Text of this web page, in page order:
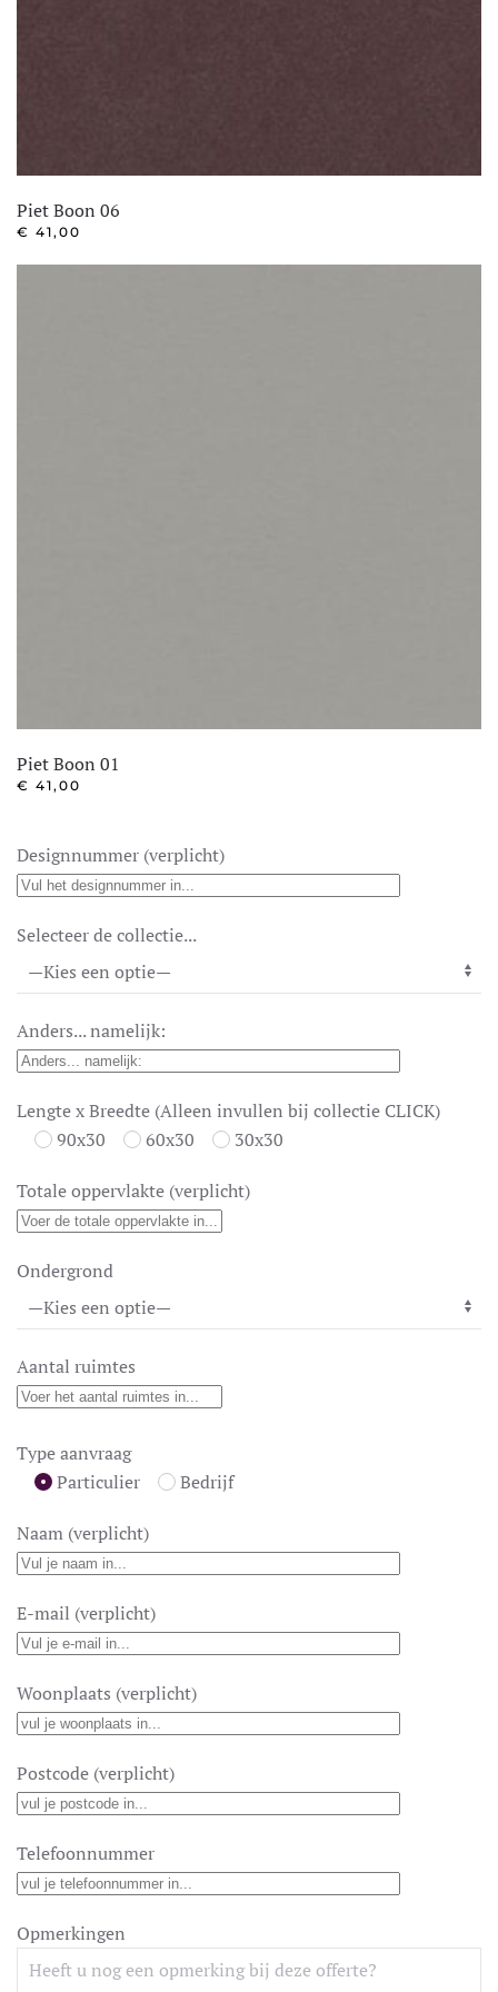
Piet Boon 06
€ 41,00
Piet Boon 01
€ 41,00
Designnummer (verplicht)
Selecteer de collectie...
Anders... namelijk:
Lengte x Breedte (Alleen invullen bij collectie CLICK)
90x30
60x30 30x30
Totale oppervlakte (verplicht)
Ondergrond
Aantal ruimtes
Type aanvraag
Particulier
Bedrijf
Naam (verplicht)
E-mail (verplicht)
Woonplaats (verplicht)
Postcode (verplicht)
Telefoonnummer
Opmerkingen